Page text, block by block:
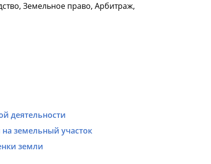
Земельное право, Арбитраж,
деятельности
земельный участок
земли